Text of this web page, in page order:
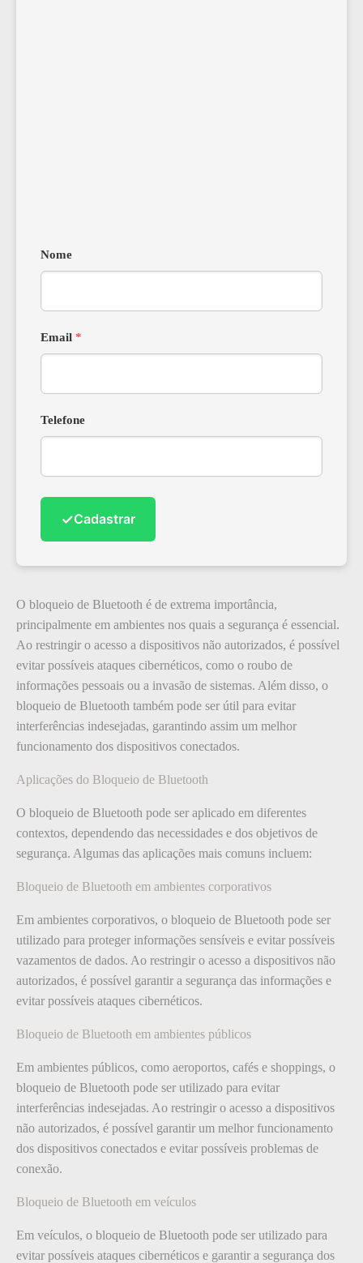
Nome
Email *
Telefone
✓Cadastrar
O bloqueio de Bluetooth é de extrema importância,
principalmente em ambientes nos quais a segurança é essencial.
Ao restringir o acesso a dispositivos não autorizados, é possível
evitar possíveis ataques cibernéticos, como o roubo de
informações pessoais ou a invasão de sistemas. Além disso, o
bloqueio de Bluetooth também pode ser útil para evitar
interferências indesejadas, garantindo assim um melhor
funcionamento dos dispositivos conectados.
Aplicações do Bloqueio de Bluetooth
O bloqueio de Bluetooth pode ser aplicado em diferentes
contextos, dependendo das necessidades e dos objetivos de
segurança. Algumas das aplicações mais comuns incluem:
Bloqueio de Bluetooth em ambientes corporativos
Em ambientes corporativos, o bloqueio de Bluetooth pode ser
utilizado para proteger informações sensíveis e evitar possíveis
vazamentos de dados. Ao restringir o acesso a dispositivos não
autorizados, é possível garantir a segurança das informações e
evitar possíveis ataques cibernéticos.
Bloqueio de Bluetooth em ambientes públicos
Em ambientes públicos, como aeroportos, cafés e shoppings, o
bloqueio de Bluetooth pode ser utilizado para evitar
interferências indesejadas. Ao restringir o acesso a dispositivos
não autorizados, é possível garantir um melhor funcionamento
dos dispositivos conectados e evitar possíveis problemas de
conexão.
Bloqueio de Bluetooth em veículos
Em veículos, o bloqueio de Bluetooth pode ser utilizado para
evitar possíveis ataques cibernéticos e garantir a segurança dos